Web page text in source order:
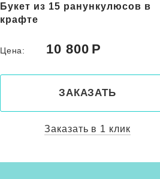
Букет из 17 ранункулюсов
Цена: 12 400
ЗАКАЗАТЬ
Заказать в 1 клик